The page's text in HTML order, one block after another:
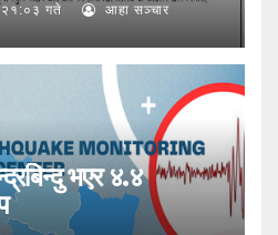
२१:०३ गते आहा सञ्चार
भएर ४.४